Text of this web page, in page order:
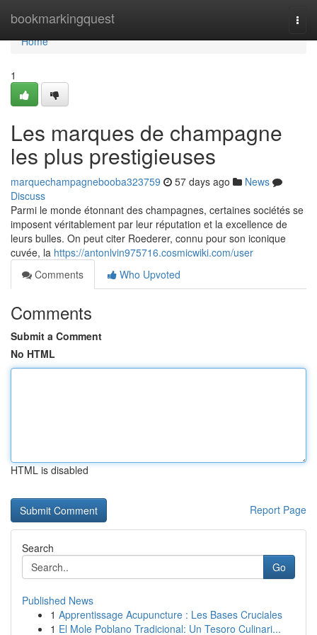
bookmarkingquest
Home
Home
1
Les marques de champagne
les plus prestigieuses
marquechampagnebooba323759 57 days ago
News
Discuss
Parmi le monde étonnant des champagnes, certaines sociétés se
imposent véritablement par leur réputation et la excellence de
leurs bulles. On peut citer Roederer, connu pour son iconique
cuvée, la https://antonlvin975716.cosmicwiki.com/user
Comments
Who Upvoted
Comments
Submit a Comment
No HTML
HTML is disabled
Report Page
Search
Go
Published News
1 Apprentissage Acupuncture : Les Bases Cruciales
1 El Mole Poblano Tradicional: Un Tesoro Culinari...